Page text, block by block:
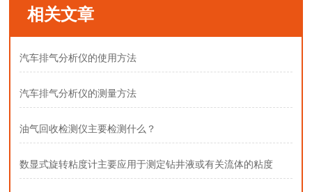
相关文章
汽车排气分析仪的使用方法
汽车排气分析仪的测量方法
油气回收检测仪主要检测什么？
数显式旋转粘度计主要应用于测定钻井液或有关流体的粘度